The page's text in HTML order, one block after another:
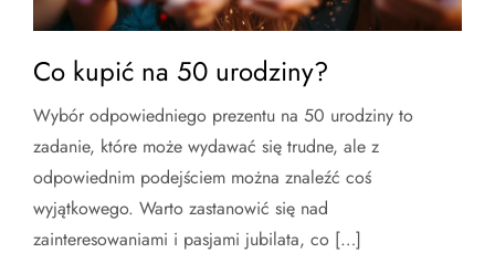
Co kupić na 50 urodziny?
Wybór odpowiedniego prezentu na 50 urodziny to
zadanie, które może wydawać się trudne, ale z
odpowiednim podejściem można znaleźć coś
wyjątkowego. Warto zastanowić się nad
zainteresowaniami i pasjami jubilata, co […]